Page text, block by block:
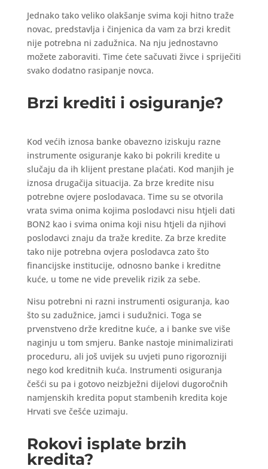
Jednako tako veliko olakšanje svima koji hitno traže
novac, predstavlja i činjenica da vam za brzi kredit
nije potrebna ni zadužnica. Na nju jednostavno
možete zaboraviti. Time ćete sačuvati živce i spriječiti
svako dodatno rasipanje novca.
Brzi krediti i osiguranje?
Kod većih iznosa banke obavezno iziskuju razne
instrumente osiguranje kako bi pokrili kredite u
slučaju da ih klijent prestane plaćati. Kod manjih je
iznosa drugačija situacija. Za brze kredite nisu
potrebne ovjere poslodavaca. Time su se otvorila
vrata svima onima kojima poslodavci nisu htjeli dati
BON2 kao i svima onima koji nisu htjeli da njihovi
poslodavci znaju da traže kredite. Za brze kredite
tako nije potrebna ovjera poslodavca zato što
financijske institucije, odnosno banke i kreditne
kuće, u tome ne vide prevelik rizik za sebe.
Nisu potrebni ni razni instrumenti osiguranja, kao
što su zadužnice, jamci i sudužnici. Toga se
prvenstveno drže kreditne kuće, a i banke sve više
naginju u tom smjeru. Banke nastoje minimalizirati
proceduru, ali još uvijek su uvjeti puno rigorozniji
nego kod kreditnih kuća. Instrumenti osiguranja
češći su pa i gotovo neizbježni dijelovi dugoročnih
namjenskih kredita poput stambenih kredita koje
Hrvati sve češće uzimaju.
Rokovi isplate brzih
kredita?